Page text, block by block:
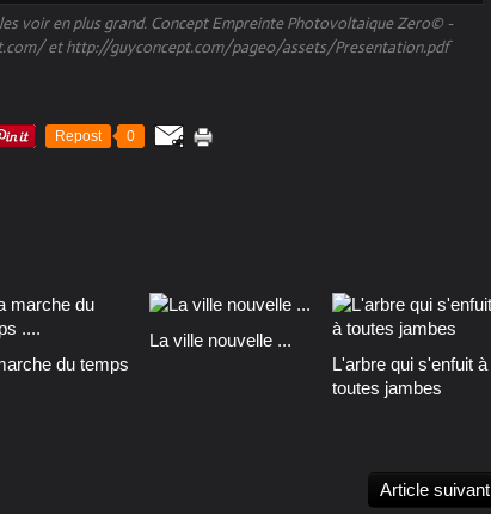
voir en plus grand. Concept Empreinte Photovoltaique Zero© -
et http://guyconcept.com/page0/assets/Presentation.pdf
Repost 0
du temps
La ville nouvelle ...
L'arbre qui s'enfuit à
toutes jambes
Article suivant